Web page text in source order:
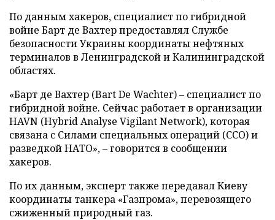
По данным хакеров, специалист по гибридной
войне Барт де Вахтер предоставлял Службе
безопасности Украины координаты нефтяных
терминалов в Ленинградской и Калининградской
областях.
«Барт де Вахтер (Bart De Wachter) – специалист по
гибридной войне. Сейчас работает в организации
HAVN (Hybrid Analyse Vigilant Network), которая
связана с Силами специальных операций (ССО) и
разведкой НАТО», – говорится в сообщении
хакеров.
По их данным, эксперт также передавал Киеву
координаты танкера «Газпрома», перевозящего
сжиженный природный газ.